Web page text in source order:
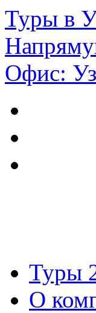
Туры в
Офис:
Туры
О